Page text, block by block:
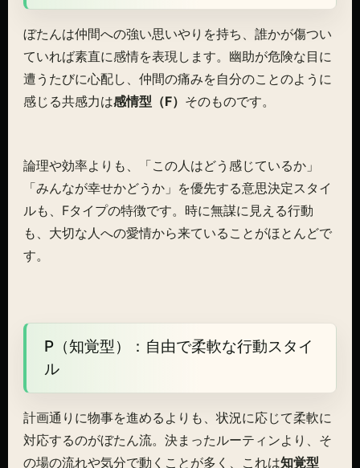
ぼたんは仲間への強い思いやりを持ち、誰かが傷つい
ていれば素直に感情を表現します。幽助が危険な目に
遭うたびに心配し、仲間の痛みを自分のことのように
感じる共感力は感情型（F） そのものです。
論理や効率よりも、「この人はどう感じているか」
「みんなが幸せかどうか」を優先する意思決定スタイ
ルも、Fタイプの特徴です。時に無謀に見える行動
も、大切な人への愛情から来ていることがほとんどで
す。
P（知覚型）：自由で柔軟な行動スタイ
ル
計画通りに物事を進めるよりも、状況に応じて柔軟に
対応するのがぼたん流。決まったルーティンより、そ
の場の流れや気分で動くことが多く、これは知覚型